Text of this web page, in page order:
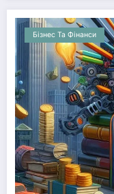
Бізнес Та Фінанси